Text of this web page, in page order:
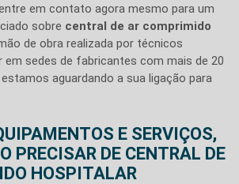
em contato agora mesmo para um
sobre central de ar comprimido
de obra realizada por técnicos
em sedes de fabricantes com mais de 20
aguardando a sua ligação para
E SERVIÇOS,
PRECISAR DE CENTRAL DE
HOSPITALAR